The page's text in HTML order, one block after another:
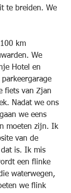
te breiden. We
km
We
Hotel en
fiets van Zjan
Nadat we ons
we eens
moeten zijn. Ik
van de
is. Ik mis
een flinke
waterwegen,
we flink